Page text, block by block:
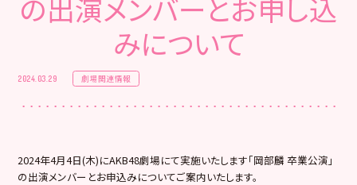
の出演メンバーとお申し込
みについて
2024.03.29 劇場関連情報
2024年4月4日(木)にAKB48劇場にて実施いたします「岡部麟 卒業公演」
の出演メンバーとお申込みについてご案内いたします。